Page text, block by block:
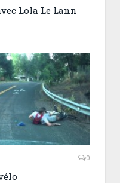
Lola Le Lann
0